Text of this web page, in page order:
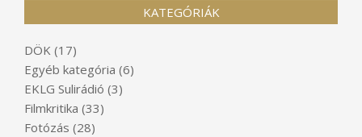
KATEGÓRIÁK
DÖK (17)
Egyéb kategória (6)
EKLG Sulirádió (3)
Filmkritika (33)
Fotózás (28)